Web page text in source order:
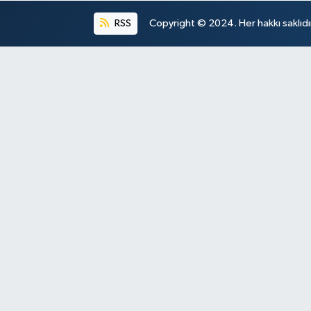
RSS Copyright © 2024. Her hakkı